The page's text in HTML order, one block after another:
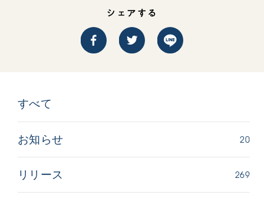
シェアする
すべて
お知らせ 20
リリース 269